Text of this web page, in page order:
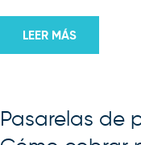
LEER MÁS
Pasarelas de